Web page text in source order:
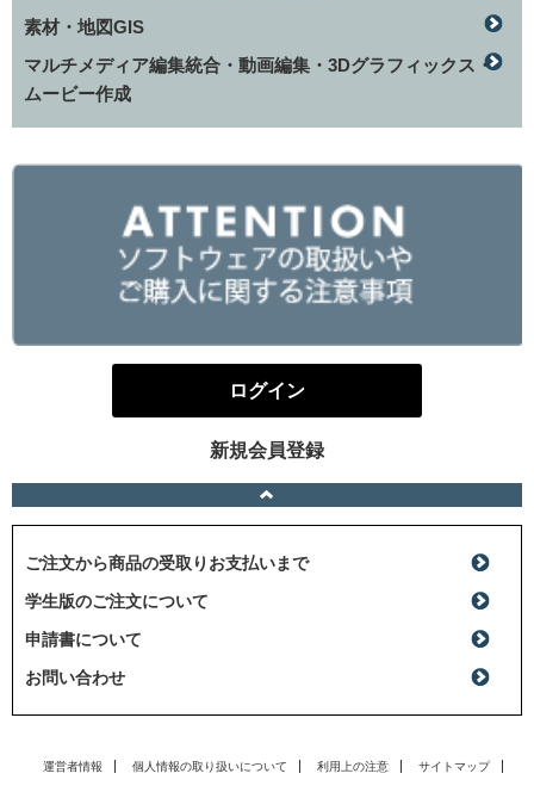
素材・地図GIS
マルチメディア編集統合・動画編集・3Dグラフィックス・
ムービー作成
ログイン
新規会員登録
ご注文から商品の受取りお支払いまで
学生版のご注文について
申請書について
お問い合わせ
運営者情報 個人情報の取り扱いについて 利用上の注意 サイトマップ